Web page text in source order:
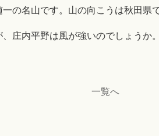
の名山です。山の向こうは秋田県で
庄内平野は風が強いのでしょうか
一覧へ